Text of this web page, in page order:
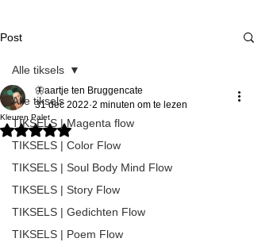
Post
Alle tiksels
TIKSELS | Magenta flow
TIKSELS | Color Flow
TIKSELS | Soul Body Mind Flow
TIKSELS | Story Flow
TIKSELS | Gedichten Flow
TIKSELS | Poem Flow
Alle tiksels
Kleuren Palet
🦋aartje ten Bruggencate
31 dec 2022 2 minuten om te lezen
Beoordeeld met NaN uit 5 sterren.